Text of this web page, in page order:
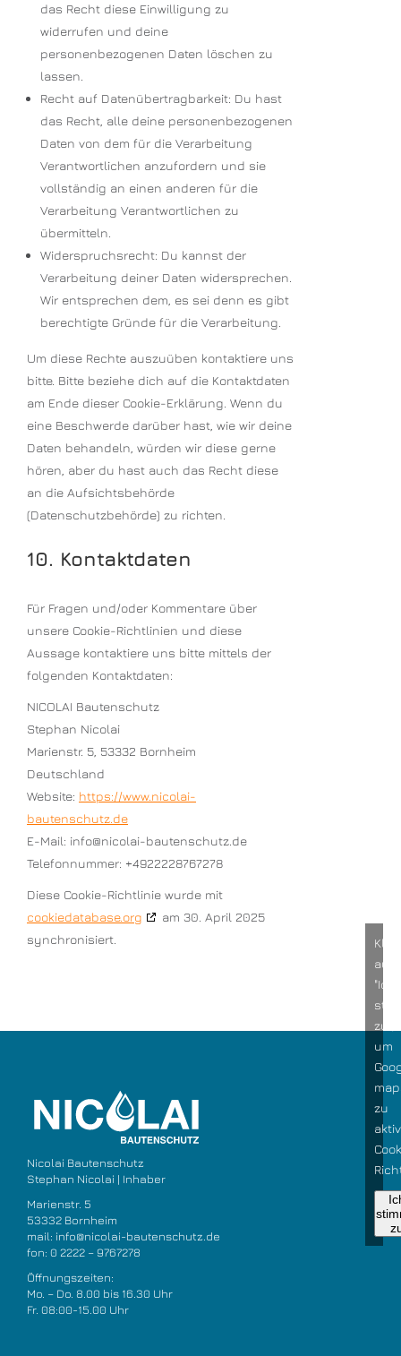
das Recht diese Einwilligung zu
widerrufen und deine
personenbezogenen Daten löschen zu
lassen.
Recht auf Datenübertragbarkeit: Du hast
das Recht, alle deine personenbezogenen
Daten von dem für die Verarbeitung
Verantwortlichen anzufordern und sie
vollständig an einen anderen für die
Verarbeitung Verantwortlichen zu
übermitteln.
Widerspruchsrecht: Du kannst der
Verarbeitung deiner Daten widersprechen.
Wir entsprechen dem, es sei denn es gibt
berechtigte Gründe für die Verarbeitung.
Um diese Rechte auszuüben kontaktiere uns
bitte. Bitte beziehe dich auf die Kontaktdaten
am Ende dieser Cookie-Erklärung. Wenn du
eine Beschwerde darüber hast, wie wir deine
Daten behandeln, würden wir diese gerne
hören, aber du hast auch das Recht diese
an die Aufsichtsbehörde
(Datenschutzbehörde) zu richten.
10. Kontaktdaten
Für Fragen und/oder Kommentare über
unsere Cookie-Richtlinien und diese
Aussage kontaktiere uns bitte mittels der
folgenden Kontaktdaten:
NICOLAI Bautenschutz
Stephan Nicolai
Marienstr. 5, 53332 Bornheim
Deutschland
Website: https://www.nicolai-
bautenschutz.de
E-Mail: info@nicolai-bautenschutz.de
Telefonnummer: +4922228767278
Diese Cookie-Richtlinie wurde mit
cookiedatabase.org
am 30. April 2025
synchronisiert.
Nicolai Bautenschutz
Stephan Nicolai | Inhaber
Marienstr. 5
53332 Bornheim
mail: info@nicolai-bautenschutz.de
fon: 0 2222 – 9767278
Öffnungszeiten:
Mo. – Do. 8.00 bis 16.30 Uhr
Fr. 08:00-15.00 Uhr
auf
"Ich
zu",
um
zu